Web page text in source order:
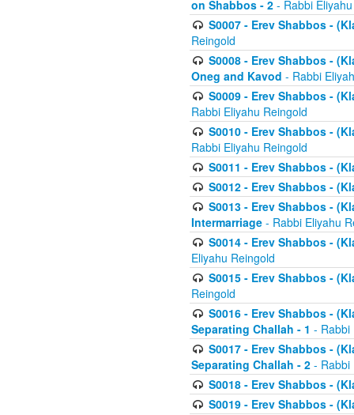
on Shabbos - 2 - Rabbi
S0007 - Erev Shabbos -
Reingold
S0008 - Erev Shabbos -
Oneg and Kavod - Rabbi
S0009 - Erev Shabbos -
Rabbi Eliyahu Reingold
S0010 - Erev Shabbos -
Rabbi Eliyahu Reingold
S0011 - Erev Shabbos -
S0012 - Erev Shabbos -
S0013 - Erev Shabbos -
Intermarriage - Rabbi Eliyahu
S0014 - Erev Shabbos -
Eliyahu Reingold
S0015 - Erev Shabbos -
Reingold
S0016 - Erev Shabbos -
Separating Challah - 1 - Rabbi
S0017 - Erev Shabbos -
Separating Challah - 2 - Rabbi
S0018 - Erev Shabbos -
S0019 - Erev Shabbos -